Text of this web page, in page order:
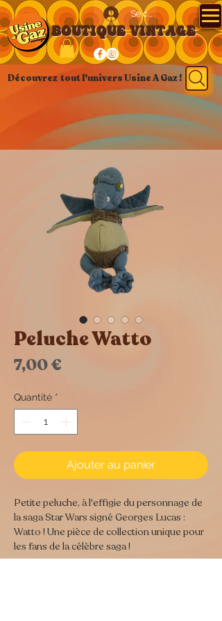
Se connecter
BOUTIQUE VINTAGE
Découvrez tout l'univers Usine A Gaz !
Peluche Watto
7,00 €
Quantité *
Ajouter au panier
Petite peluche, à l'effigie du personnage de
la saga Star Wars signé Georges Lucas :
Watto ! Une pièce de collection unique pour
les fans de la célèbre saga !